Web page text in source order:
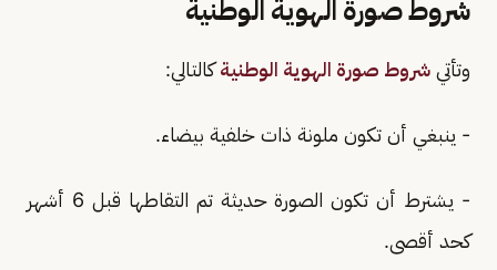
شروط صورة الهوية الوطنية
وتأتي شروط صورة الهوية الوطنيةكالتالي:
- ينبغي أن تكون ملونة ذات خلفية بيضاء.
- يشترط أن تكون الصورة حديثة تم التقاطها قبل 6 أشهر
كحد أقصى.